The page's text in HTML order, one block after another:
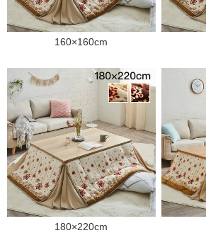
160×160cm
180×220cm